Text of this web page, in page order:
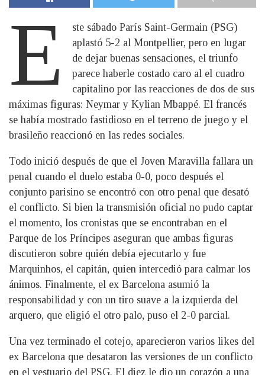
E
ste sábado París Saint-Germain (PSG)
aplastó 5-2 al Montpellier, pero en lugar
de dejar buenas sensaciones, el triunfo
parece haberle costado caro al el cuadro
capitalino por las reacciones de dos de sus
máximas figuras: Neymar y Kylian Mbappé. El francés
se había mostrado fastidioso en el terreno de juego y el
brasileño reaccionó en las redes sociales.
Todo inició después de que el Joven Maravilla fallara un
penal cuando el duelo estaba 0-0, poco después el
conjunto parisino se encontró con otro penal que desató
el conflicto. Si bien la transmisión oficial no pudo captar
el momento, los cronistas que se encontraban en el
Parque de los Príncipes aseguran que ambas figuras
discutieron sobre quién debía ejecutarlo y fue
Marquinhos, el capitán, quien intercedió para calmar los
ánimos. Finalmente, el ex Barcelona asumió la
responsabilidad y con un tiro suave a la izquierda del
arquero, que eligió el otro palo, puso el 2-0 parcial.
Una vez terminado el cotejo, aparecieron varios likes del
ex Barcelona que desataron las versiones de un conflicto
en el vestuario del PSG. El diez le dio un corazón a una